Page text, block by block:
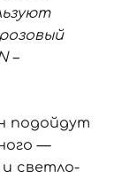
–
подойдут
—
светло-